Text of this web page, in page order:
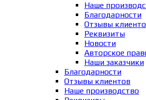
Наше
Благодарности
Отзывы
Реквизиты
Новости
Авторское
Наши заказчики
Благодарности
Отзывы клиентов
Наше производство